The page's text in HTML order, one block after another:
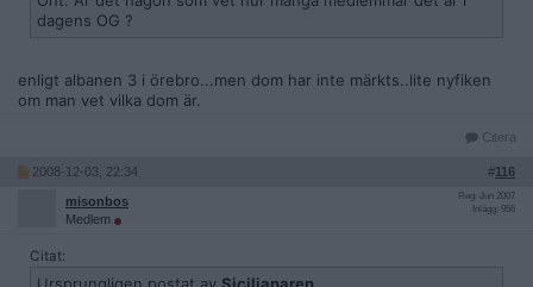
dagens OG ?
enligt albanen 3 i örebro...men dom har inte märkts..lite nyfiken
om man vet vilka dom är.
Citera
2008-12-03, 22:34 #116
misonbos
Medlem
Reg: Jun 2007
Inlägg: 956
Citat: